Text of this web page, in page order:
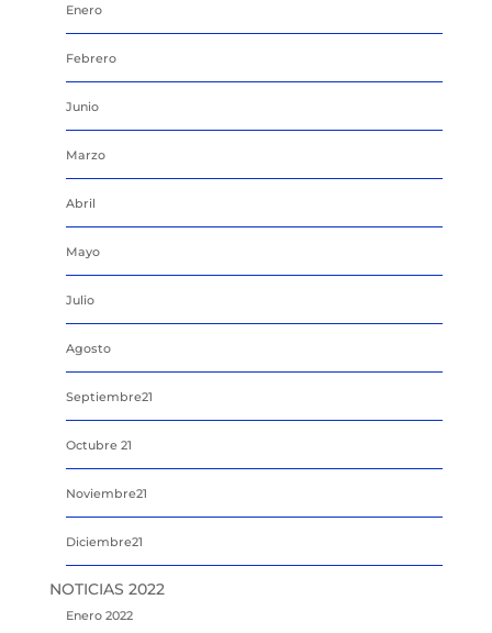
Enero
Febrero
Junio
Marzo
Abril
Mayo
Julio
Agosto
Septiembre21
Octubre 21
Noviembre21
Diciembre21
NOTICIAS 2022
Enero 2022